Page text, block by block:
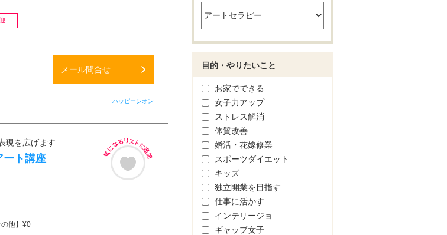
メール問合せ
ハッピーシオン
現を広げます
ート講座
の他】¥0
目的・やりたいこと
お家でできる
女子力アップ
ストレス解消
体質改善
婚活・花嫁修業
スポーツダイエット
キッズ
独立開業を目指す
仕事に活かす
インテリージョ
ギャップ女子